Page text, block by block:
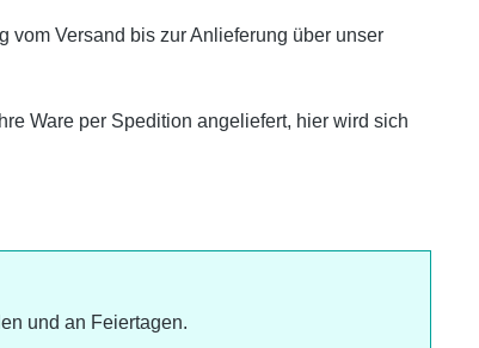
Versand bis zur Anlieferung über unser
Ware per Spedition angeliefert, hier wird sich
und an Feiertagen.